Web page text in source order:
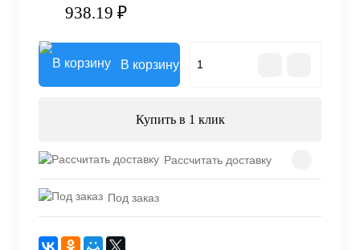
938.19 ₽
В корзину
Купить в 1 клик
Рассчитать доставку
Под заказ